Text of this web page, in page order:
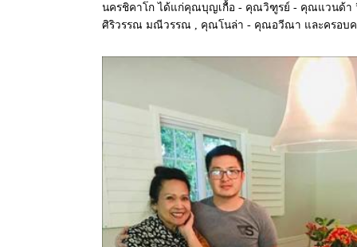
นครชิคาโก ได้แก่คุณบุญเกื้อ - คุณวิฑูรย์ - คุณแวนด้า
ศิริวรรณ มณีวรรณ , คุณโนล่า - คุณอวีณา และครอบ